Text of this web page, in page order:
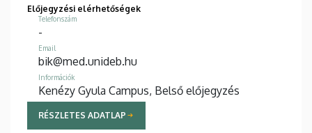
Előjegyzési elérhetőségek
Telefonszám
-
Email
bik@med.unideb.hu
Információk
Kenézy Gyula Campus, Belső előjegyzés
RÉSZLETES ADATLAP